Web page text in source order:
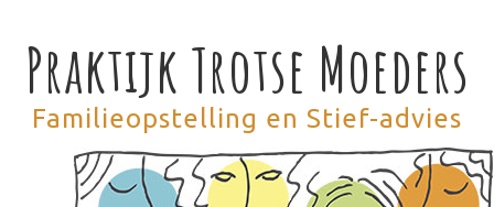
Praktijk Trotse Moeders
Familieopstelling en Stief-advies